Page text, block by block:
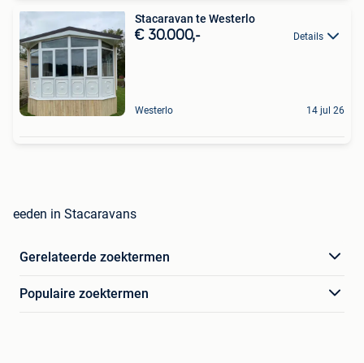
Stacaravan te Westerlo
€ 30.000,- Details
Westerlo 14 jul 26
eeden in Stacaravans
Gerelateerde zoektermen
Populaire zoektermen